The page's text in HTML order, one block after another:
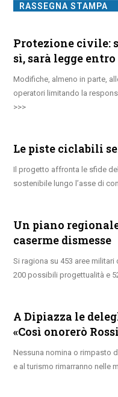
RASSEGNA STAMPA
Protezione civile:
sì, sarà legge entro
Modifiche, almeno in parte,
operatori limitando la
Le piste ciclabili
Il progetto affronta le sfide
sostenibile lungo l’asse di
Un piano
caserme dismesse
Si ragiona su 453 aree militari
200 possibili progettualità e
A Dipiazza le
«Così onorerò
Nessuna nomina o rimpasto
e al turismo rimarranno nelle